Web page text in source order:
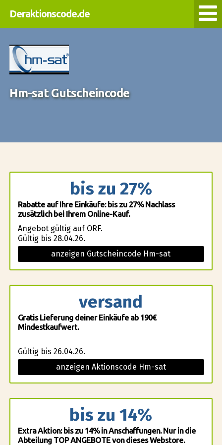
Deraktionscode.de
Hm-sat Gutscheincode
bis zu 27%
Rabatte auf Ihre Einkäufe: bis zu 27% Nachlass
zusätzlich bei Ihrem Online-Kauf.
Angebot gültig auf ORF.
Gültig bis 28.04.26.
anzeigen Gutscheincode Hm-sat
versand
Gratis Lieferung deiner Einkäufe ab 190€
Mindestkaufwert.
Gültig bis 26.04.26.
anzeigen Aktionscode Hm-sat
bis zu 14%
Extra Aktion: bis zu 14% in Anschaffungen. Nur in die
Abteilung TOP ANGEBOTE von dieses Webstore.